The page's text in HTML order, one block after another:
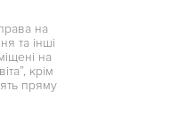
на
та інші
на
крім
пряму